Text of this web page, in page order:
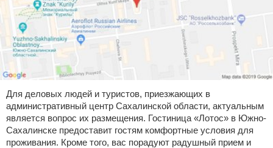
Для деловых людей и туристов, приезжающих в
административный центр Сахалинской области, актуальным
является вопрос их размещения. Гостиница «Лотос» в Южно-
Сахалинске предоставит гостям комфортные условия для
проживания. Кроме того, вас порадуют радушный прием и